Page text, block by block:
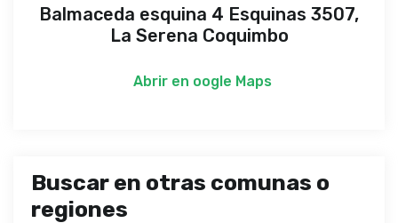
Balmaceda esquina 4 Esquinas 3507,
La Serena Coquimbo
Abrir en oogle Maps
Buscar en otras comunas o
regiones